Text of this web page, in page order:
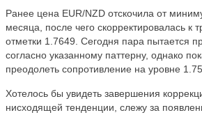
Ранее цена EUR/NZD отскочила от
месяца, после чего скорректировалась к
отметки 1.7649. Сегодня пара пытается
согласно указанному паттерну, однако
преодолеть сопротивление на уровне
Хотелось бы увидеть завершения
нисходящей тенденции, слежу за